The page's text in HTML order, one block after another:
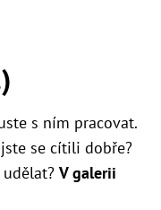
s ním pracovat.
se cítili dobře?
V galerii